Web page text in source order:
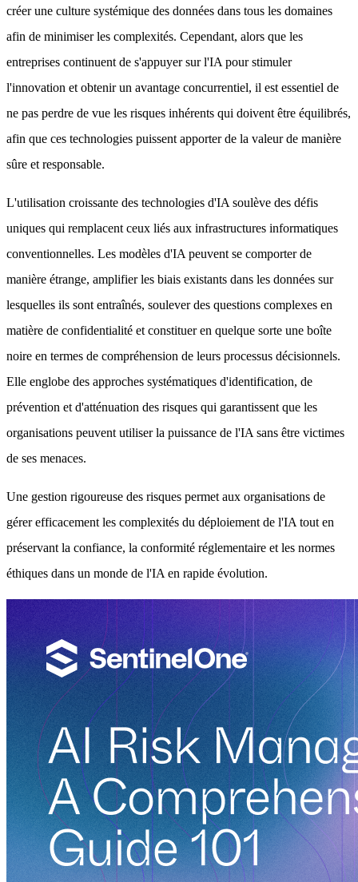
créer une culture systémique des données dans tous les domaines
afin de minimiser les complexités. Cependant, alors que les
entreprises continuent de s'appuyer sur l'IA pour stimuler
l'innovation et obtenir un avantage concurrentiel, il est essentiel de
ne pas perdre de vue les risques inhérents qui doivent être équilibrés,
afin que ces technologies puissent apporter de la valeur de manière
sûre et responsable.
L'utilisation croissante des technologies d'IA soulève des défis
uniques qui remplacent ceux liés aux infrastructures informatiques
conventionnelles. Les modèles d'IA peuvent se comporter de
manière étrange, amplifier les biais existants dans les données sur
lesquelles ils sont entraînés, soulever des questions complexes en
matière de confidentialité et constituer en quelque sorte une boîte
noire en termes de compréhension de leurs processus décisionnels.
Elle englobe des approches systématiques d'identification, de
prévention et d'atténuation des risques qui garantissent que les
organisations peuvent utiliser la puissance de l'IA sans être victimes
de ses menaces.
Une gestion rigoureuse des risques permet aux organisations de
gérer efficacement les complexités du déploiement de l'IA tout en
préservant la confiance, la conformité réglementaire et les normes
éthiques dans un monde de l'IA en rapide évolution.